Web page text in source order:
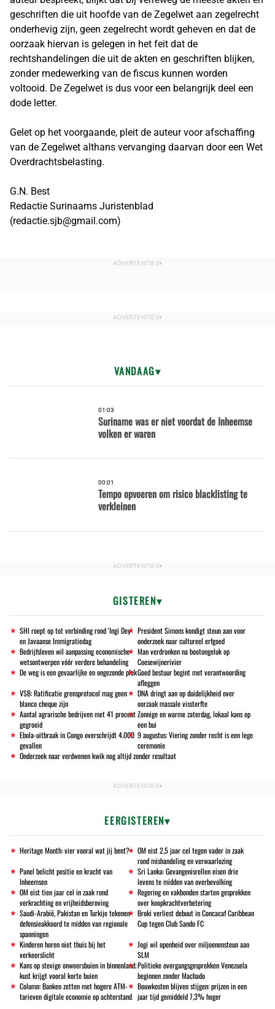
geschriften die uit hoofde van de Zegelwet aan zegelrecht
onderhevig zijn, geen zegelrecht wordt geheven en dat de
oorzaak hiervan is gelegen in het feit dat de
rechtshandelingen die uit de akten en geschriften blijken,
zonder medewerking van de fiscus kunnen worden
voltooid. De Zegelwet is dus voor een belangrijk deel een
dode letter.
Gelet op het voorgaande, pleit de auteur voor afschaffing
van de Zegelwet althans vervanging daarvan door een Wet
Overdrachtsbelasting.
G.N. Best
Redactie Surinaams Juristenblad
(redactie.sjb@gmail.com)
VANDAAG
01:03
Suriname was er niet voordat de Inheemse
volken er waren
00:01
Tempo opvoeren om risico blacklisting te
verkleinen
GISTEREN
SHI roept op tot verbinding rond 'Ingi Dey'
en Javaanse Immigratiedag
President Simons kondigt steun aan voor
onderzoek naar cultureel erfgoed
Bedrijfsleven wil aanpassing economische
wetsontwerpen vóór verdere behandeling
Man verdronken na bootongeluk op
Coesewijnerivier
De weg is een gevaarlijke en ongezonde plekGoed bestuur begint met verantwoording
afleggen
VSB: Ratificatie grensprotocol mag geen
blanco cheque zijn
DNA dringt aan op duidelijkheid over
oorzaak massale vissterfte
Aantal agrarische bedrijven met 41 procent
gegroeid
Zonnige en warme zaterdag, lokaal kans op
een bui
Ebola-uitbraak in Congo overschrijdt 4.000
gevallen
9 augustus: Viering zonder recht is een lege
ceremonie
Onderzoek naar verdwenen kwik nog altijd zonder resultaat
EERGISTEREN
Heritage Month: vier vooral wat jij bent?
OM eist 2,5 jaar cel tegen vader in zaak
rond mishandeling en verwaarlozing
Panel belicht positie en kracht van
Inheemsen
Sri Lanka: Gevangenisrellen eisen drie
levens te midden van overbevolking
OM eist tien jaar cel in zaak rond
verkrachting en vrijheidsberoving
Regering en vakbonden starten gesprekken
over koopkrachtverbetering
Saudi-Arabië, Pakistan en Turkije tekenen
defensieakkoord te midden van regionale
spanningen
Broki verliest debuut in Concacaf Caribbean
Cup tegen Club Sando FC
Kinderen horen niet thuis bij het
verkeerslicht
Jogi wil openheid over miljoenensteun aan
SLM
Kans op stevige onweersbuien in binnenland;
kust krijgt vooral korte buien
Politieke overgangsgesprekken Venezuela
beginnen zonder Machado
Column: Banken zetten met hogere ATM-
tarieven digitale economie op achterstand
Bouwkosten blijven stijgen: prijzen in een
jaar tijd gemiddeld 7,3% hoger